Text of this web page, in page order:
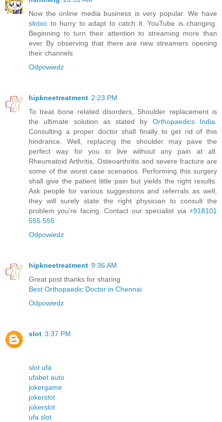
Now the online media business is very popular. We have
slotxo to hurry to adapt to catch it. YouTube is changing.
Beginning to turn their attention to streaming more than
ever By observing that there are new streamers opening
their channels
Odpowiedz
hipkneetreatment 2:23 PM
To treat bone related disorders, Shoulder replacement is
the ultimate solution as stated by Orthopaedics India.
Consulting a proper doctor shall finally to get rid of this
hindrance. Well, replacing the shoulder may pave the
perfect way for you to live without any pain at all.
Rheumatoid Arthritis, Osteoarthritis and severe fracture are
some of the worst case scenarios. Performing this surgery
shall give the patient little pain but yields the right results.
Ask people for various suggestions and referrals as well,
they will surely state the right physician to consult the
problem you’re facing. Contact our specialist via +918101
555 555
Odpowiedz
hipkneetreatment 9:36 AM
Great post thanks for sharing
Best Orthopaedic Doctor in Chennai
Odpowiedz
slot 3:37 PM
slot ufa
ufabet auto
jokergame
jokerslot
jokerslot
ufa slot